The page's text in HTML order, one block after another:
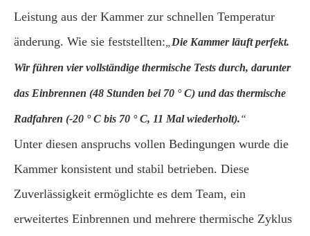
Leistung aus der Kammer zur schnellen Temperatur
änderung. Wie sie feststellten:„Die Kammer läuft perfekt.
Wir führen vier vollständige thermische Tests durch, darunter
das Einbrennen (48 Stunden bei 70 ° C) und das thermische
Radfahren (-20 ° C bis 70 ° C, 11 Mal wiederholt).“
Unter diesen anspruchs vollen Bedingungen wurde die
Kammer konsistent und stabil betrieben. Diese
Zuverlässigkeit ermöglichte es dem Team, ein
erweitertes Einbrennen und mehrere thermische Zyklus